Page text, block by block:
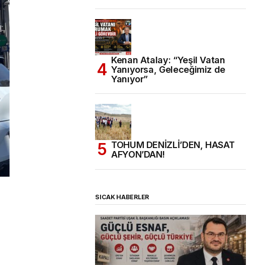
Kenan Atalay: “Yeşil Vatan
Yanıyorsa, Geleceğimiz de
Yanıyor”
TOHUM DENİZLİ’DEN, HASAT
AFYON’DAN!
SICAK HABERLER